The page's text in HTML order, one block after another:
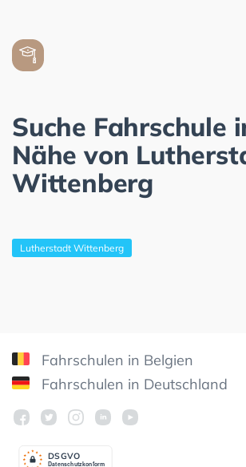
Suche Fahrschule
Nähe von
Wittenberg
Lutherstadt Wittenberg
Fahrschulen in Belgien
Fahrschulen in Deutschland
Datenschutzkonform
DSGVO